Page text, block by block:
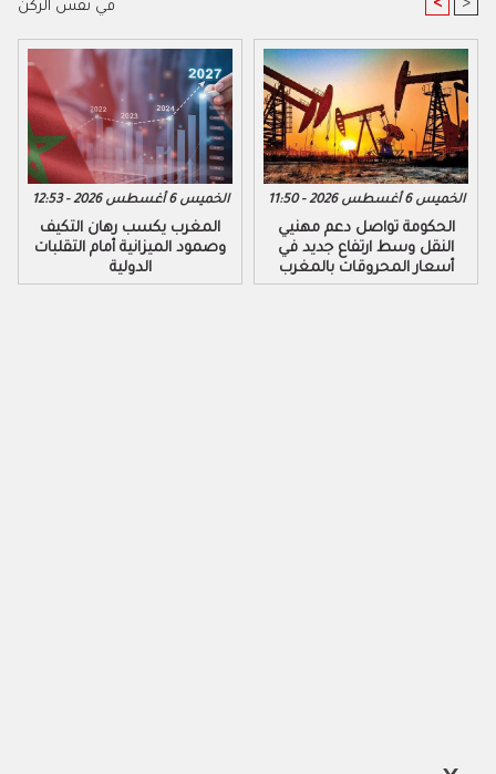
في نفس الركن < >
الخميس 6 أغسطس 2026 - 12:53
المغرب يكسب رهان التكيف
وصمود الميزانية أمام التقلبات
الدولية
الخميس 6 أغسطس 2026 - 11:50
الحكومة تواصل دعم مهنيي
النقل وسط ارتفاع جديد في
أسعار المحروقات بالمغرب